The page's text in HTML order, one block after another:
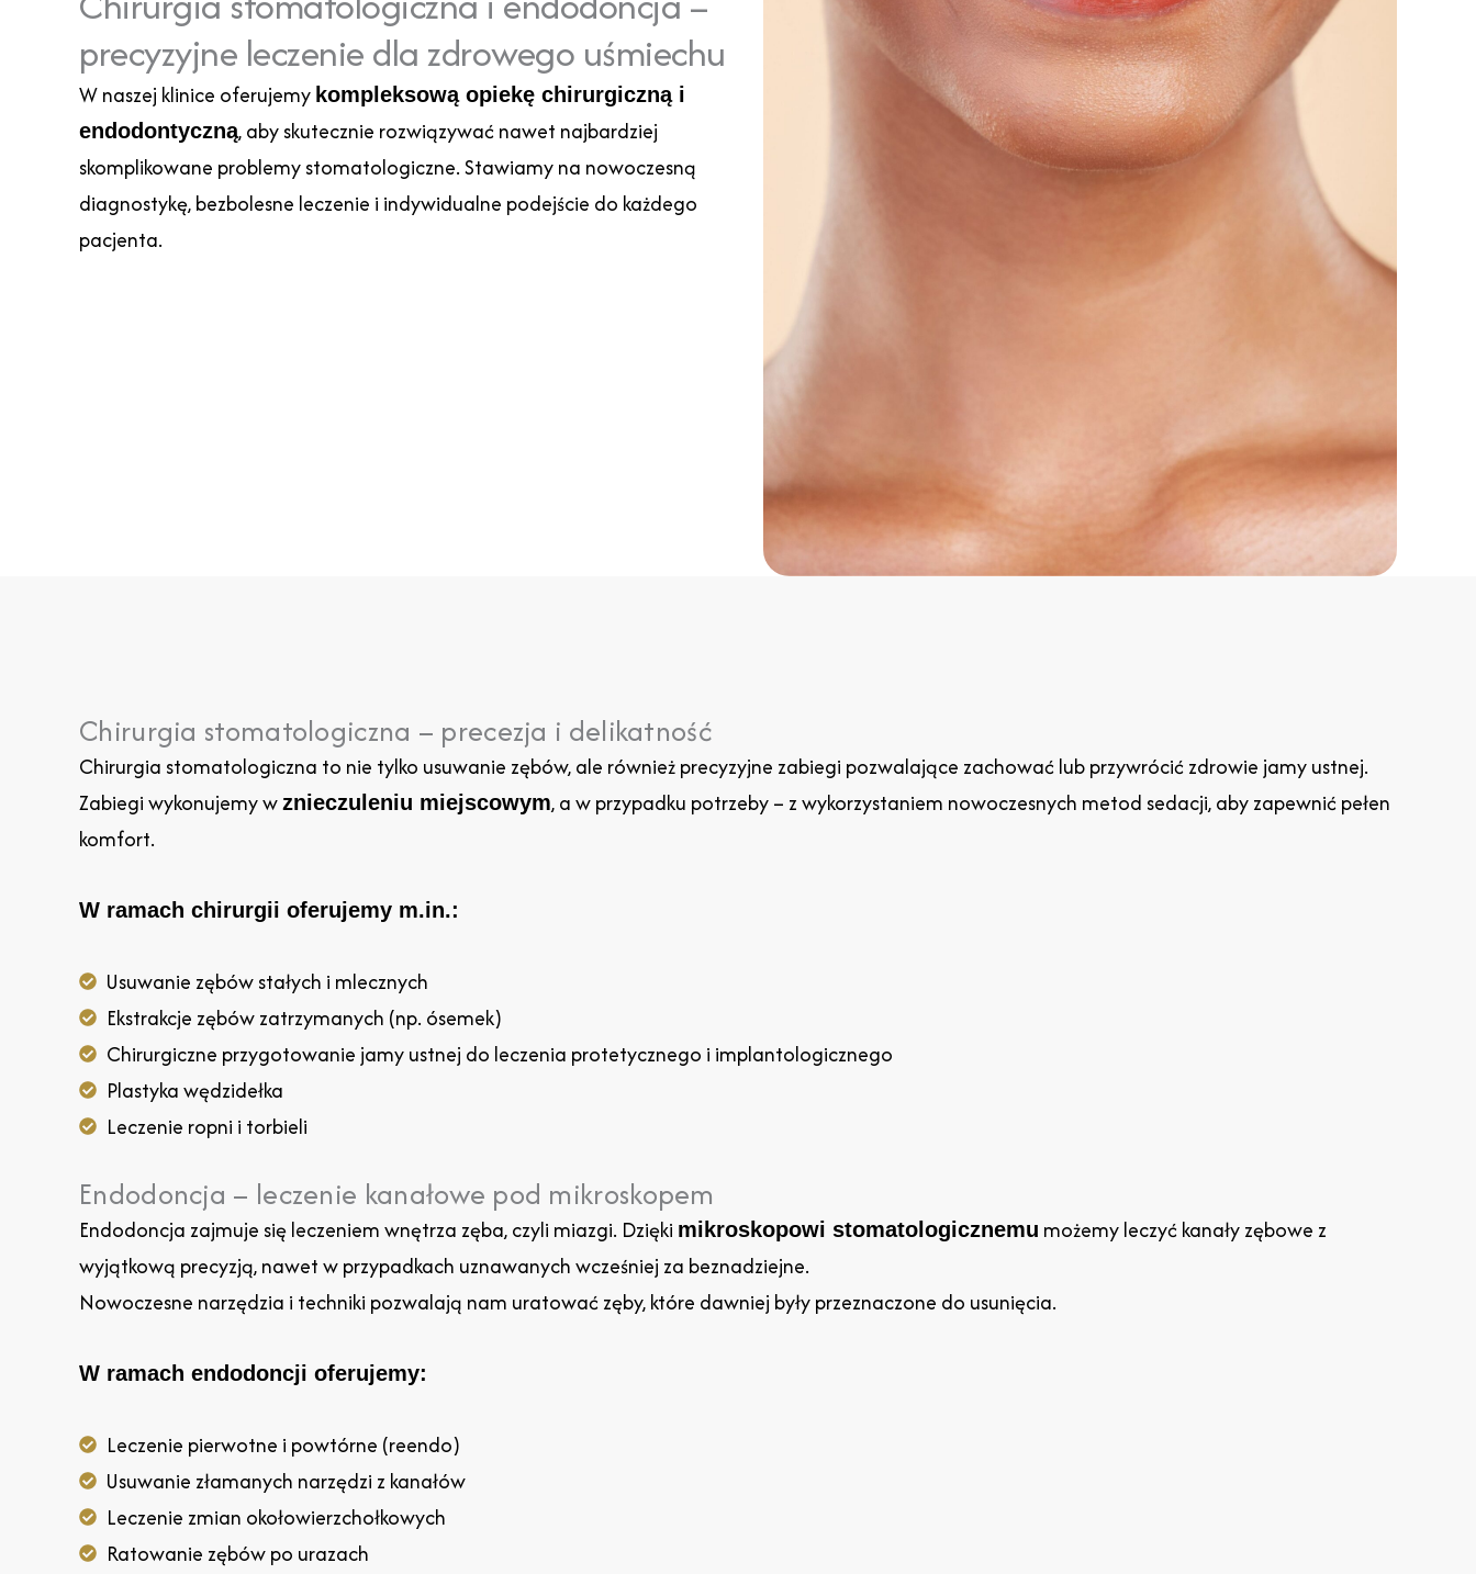
precyzyjne leczenie dla zdrowego uśmiechu
W naszej klinice oferujemy kompleksową opiekę chirurgiczną i
endodontyczną, aby skutecznie rozwiązywać nawet najbardziej
skomplikowane problemy stomatologiczne. Stawiamy na nowoczesną
diagnostykę, bezbolesne leczenie i indywidualne podejście do każdego
pacjenta.
Chirurgia stomatologiczna – precezja i delikatność
Chirurgia stomatologiczna to nie tylko usuwanie zębów, ale również precyzyjne zabiegi pozwalające zachować lub przywrócić zdrowie jamy ustnej.
Zabiegi wykonujemy wznieczuleniu miejscowym, a w przypadku potrzeby – z wykorzystaniem nowoczesnych metod sedacji, aby zapewnić pełen
komfort.
W ramach chirurgii oferujemy m.in.:
Usuwanie zębów stałych i mlecznych
Ekstrakcje zębów zatrzymanych (np. ósemek)
Chirurgiczne przygotowanie jamy ustnej do leczenia protetycznego i implantologicznego
Plastyka wędzidełka
Leczenie ropni i torbieli
Endodoncja – leczenie kanałowe pod mikroskopem
Endodoncja zajmuje się leczeniem wnętrza zęba, czyli miazgi. Dzięki mikroskopowi stomatologicznemu możemy leczyć kanały zębowe z
wyjątkową precyzją, nawet w przypadkach uznawanych wcześniej za beznadziejne.
Nowoczesne narzędzia i techniki pozwalają nam uratować zęby, które dawniej były przeznaczone do usunięcia.
W ramach endodoncji oferujemy:
Leczenie pierwotne i powtórne (reendo)
Usuwanie złamanych narzędzi z kanałów
Leczenie zmian okołowierzchołkowych
Ratowanie zębów po urazach